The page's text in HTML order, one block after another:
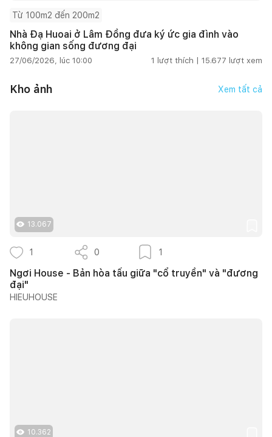
Từ 100m2 đến 200m2
Nhà Đạ Huoai ở Lâm Đồng đưa ký ức gia đình vào
không gian sống đương đại
27/06/2026, lúc 10:00 1 lượt thích | 15.677 lượt xem
Kho ảnh Xem tất cả
13.067
1 0 1
Ngơi House - Bản hòa tấu giữa "cổ truyền" và "đương
đại"
HIEUHOUSE
10.362